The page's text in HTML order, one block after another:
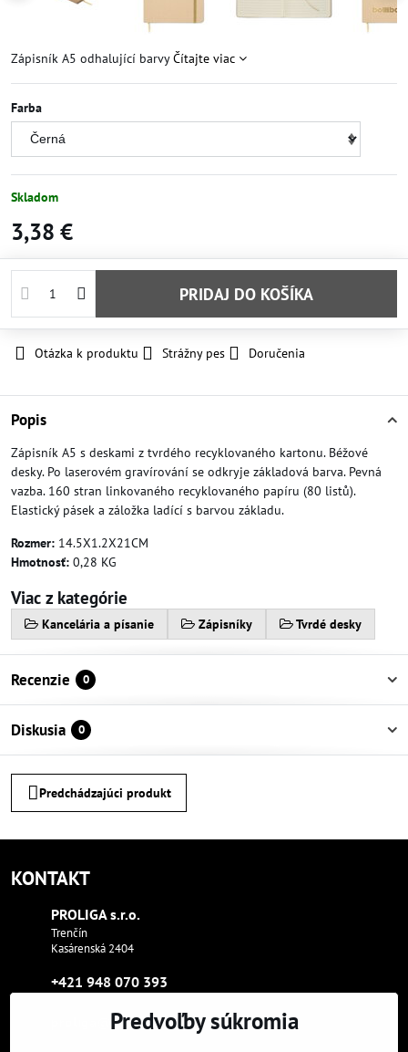
Zápisník A5 odhalující barvyČítajte viac
Farba
Skladom
3,38 €
PRIDAJ DO KOŠÍKA
Otázka k produktu Strážny pes Doručenia
Popis
Zápisník A5 s deskami z tvrdého recyklovaného kartonu. Béžové
desky. Po laserovém gravírování se odkryje základová barva. Pevná
vazba. 160 stran linkovaného recyklovaného papíru (80 listů).
Elastický pásek a záložka ladící s barvou základu.
Rozmer: 14.5X1.2X21CM
Hmotnosť: 0,28 KG
Viac z kategórie
Kancelária a písanie Zápisníky Tvrdé desky
Recenzie 0
Diskusia 0
Predchádzajúci produkt
KONTAKT
PROLIGA s​.r​.o​.
Trenčín
Kasárenská 2404
+421 948 070 393
proliga​@proliga​.eu
Predvoľby súkromia